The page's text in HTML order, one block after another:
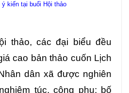
ý kiến tại buổi Hội thảo
thảo, các đại biểu đều
cao bản thảo cuốn Lịch
dân xã được nghiên
túc, công phu; bố